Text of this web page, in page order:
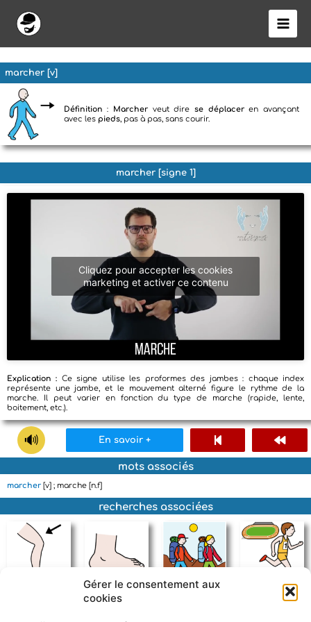
Gérer le consentement aux
cookies
contenu
marcher [v]
Définition: Marcherveut dire se déplaceren avançant
avec les pieds, pas à pas, sans courir.
marcher [signe 1]
Cliquez pour accepter les cookies
marketing et activer ce contenu
Explication : Ce signe utilise les proformes des jambes : chaque index
représente une jambe, et le mouvement alterné figure le rythme de la
marche. Il peut varier en fonction du type de marche (rapide, lente,
boitement, etc.).
En savoir +
mots associés
marcher [v] ; marche [n.f]
recherches associées
pied